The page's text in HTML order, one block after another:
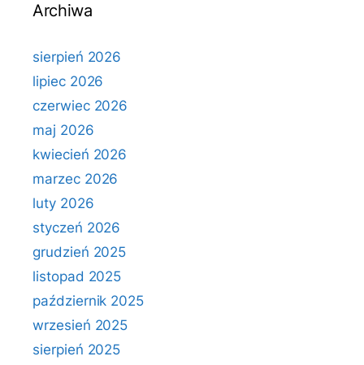
Archiwa
sierpień 2026
lipiec 2026
czerwiec 2026
maj 2026
kwiecień 2026
marzec 2026
luty 2026
styczeń 2026
grudzień 2025
listopad 2025
październik 2025
wrzesień 2025
sierpień 2025